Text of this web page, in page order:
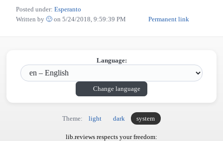
interesan diskutadon aŭ demandadon pri iu temo,
sen esti ĝenita de muzikoj aŭ malseriozaj
Ankaŭ la temoj estas tre diversaj. En la frua
komenco, ili ĉefe temis pri aferoj konstruitaj,
elektronikaj kaj komputilaj, sed nun estas tre granda
diverseco, kaj tio estas tre bona por kompensi la
malplenecon de podkastoj en Esperanto. Mi mem
ŝatus pli da epizodoj pri biologio kaj sano, sed mi
Posted under: Esperanto
Written by 🙂 on 5/24/2018, 9:59:39 PM Permanent link
Language:
Change language
Theme: light dark system
lib.reviews respects your freedom: